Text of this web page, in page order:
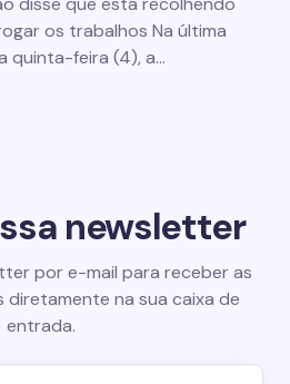
os trabalhos Na última
quinta-feira (4), a…
newsletter
por e-mail para receber as
diretamente na sua caixa de
entrada.